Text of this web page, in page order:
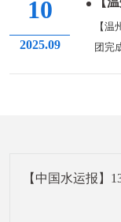
10
2025.09
【
团完
【中国水运报】